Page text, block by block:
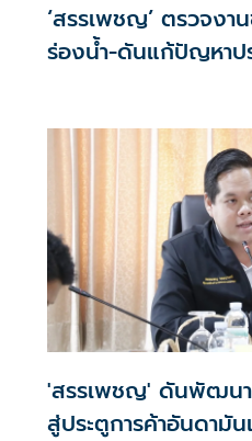
‘สรรเพชญ’ ตรวจง
ร่องน้ำ-ดันแก้ปัญหาป
'สรรเพชญ' ดันพัฒนา
สู่ประตูการค้าอันดามั